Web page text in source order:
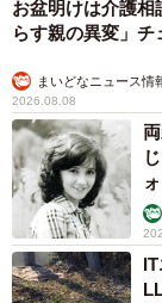
お盆明けは介護
らす親の異変」チ
まいどなニュース情
2026.08.08